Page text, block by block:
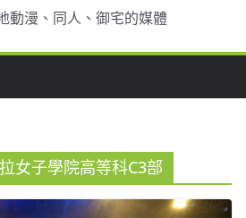
動漫、同人、御宅的媒體
女子學院高等科C3部